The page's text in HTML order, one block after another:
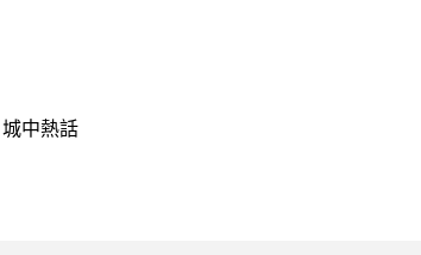
城中熱話